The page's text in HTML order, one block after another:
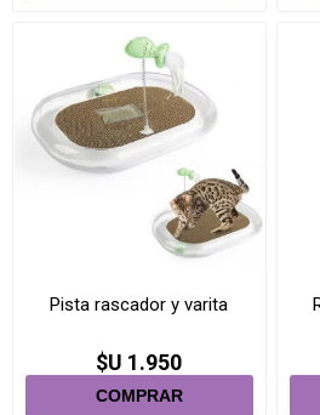
Pista rascador y varita
$U 1.950